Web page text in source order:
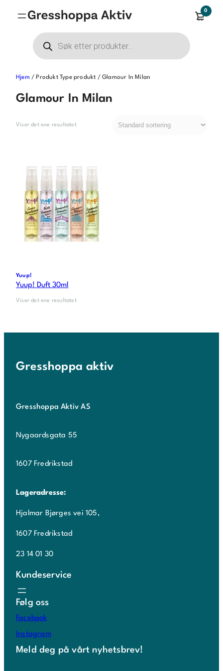
0
Products
search
Hjem / Produkt Type produkt / Glamour In Milan
Glamour In Milan
Viser det ene resultatet
Yuup!
Yuup! Duft 30ml
Viser det ene resultatet
Gresshoppa aktiv
Gresshoppa Aktiv AS
Nygaardsgata 55
1607 Fredrikstad
Lageradresse:
Hjalmar Bjørges vei 105,
1607 Fredrikstad
23 14 01 30
Kundeservice
Følg oss
Facebook
Instagram
Meld deg på vårt nyhetsbrev!